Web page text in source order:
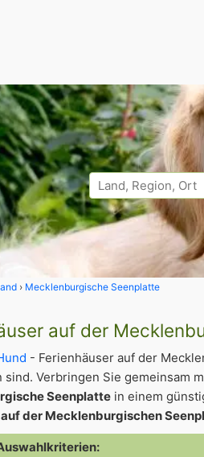
Mecklenburgische Seenplatte
auf der
- Ferienhäuser auf der
sind. Verbringen Sie gemeinsam
Seenplatte in einem
auf der Mecklenburgischen